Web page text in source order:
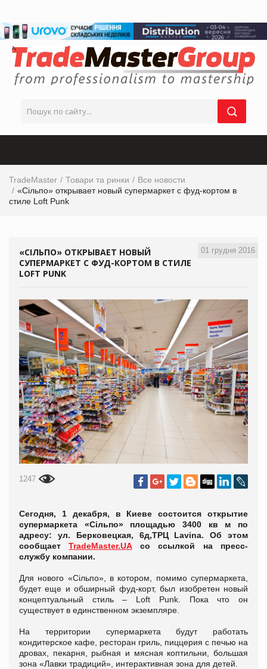
TradeMaster Товари та ринки
Все новости
«Сільпо» открывает новый супермаркет с фуд-кортом в
стиле Loft Punk
01 грудня 2016
«СІЛЬПО» ОТКРЫВАЕТ НОВЫЙ
СУПЕРМАРКЕТ С ФУД-КОРТОМ В СТИЛЕ
LOFT PUNK
1247
Сегодня, 1 декабря, в Киеве состоится открытие
супермаркета «Сільпо» площадью 3400 кв м по
адресу: ул. Берковецкая, 6д,ТРЦ Lavina. Об этом
сообщаетTradeMaster.UAсо ссылкой на пресс-
службу компании.
Для нового «Сільпо», в котором, помимо супермаркета,
будет еще и обширный фуд-корт, был изобретен новый
концептуальный стиль – Loft Punk. Пока что он
существует в единственном экземпляре.
На территории супермаркета будут работать
кондитерское кафе, ресторан гриль, пиццерия с печью на
дровах, пекарня, рыбная и мясная коптильни, большая
зона «Лавки традиций», интерактивная зона для детей.